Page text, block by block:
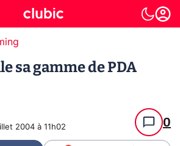
sa gamme de PDA
2004 à 11h02 0